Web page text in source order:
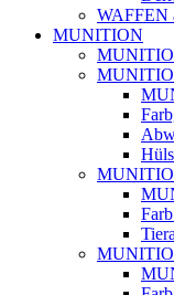
WAFFEN
MUNITION